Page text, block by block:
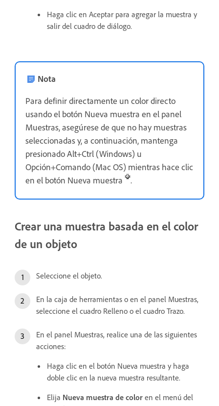
Haga clic en Aceptar para agregar la muestra y
salir del cuadro de diálogo.
Nota
Para definir directamente un color directo
usando el botón Nueva muestra en el panel
Muestras, asegúrese de que no hay muestras
seleccionadas y, a continuación, mantenga
presionado Alt+Ctrl (Windows) u
Opción+Comando (Mac OS) mientras hace clic
en el botón Nueva muestra
.
Crear una muestra basada en el color
de un objeto
Seleccione el objeto.
En la caja de herramientas o en el panel Muestras,
seleccione el cuadro Relleno o el cuadro Trazo.
En el panel Muestras, realice una de las siguientes
acciones:
Haga clic en el botón Nueva muestra y haga
doble clic en la nueva muestra resultante.
Elija Nueva muestra de color en el menú del